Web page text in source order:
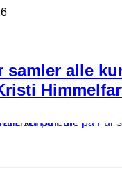
samler alle